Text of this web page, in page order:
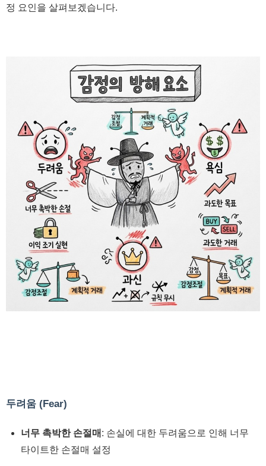
정 요인을 살펴보겠습니다.
두려움 (Fear)
너무 촉박한 손절매 : 손실에 대한 두려움으로 인해 너무
타이트한 손절매 설정